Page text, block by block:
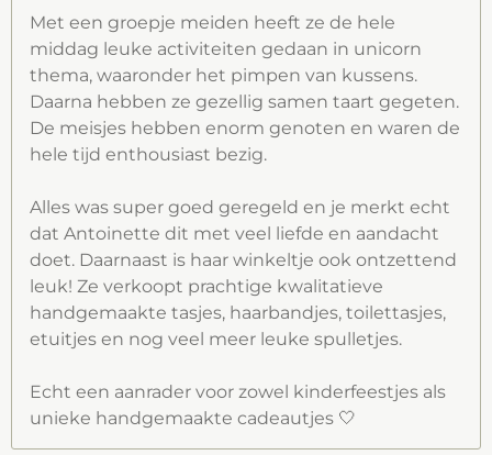
Met een groepje meiden heeft ze de hele
middag leuke activiteiten gedaan in unicorn
thema, waaronder het pimpen van kussens.
Daarna hebben ze gezellig samen taart gegeten.
De meisjes hebben enorm genoten en waren de
hele tijd enthousiast bezig.
Alles was super goed geregeld en je merkt echt
dat Antoinette dit met veel liefde en aandacht
doet. Daarnaast is haar winkeltje ook ontzettend
leuk! Ze verkoopt prachtige kwalitatieve
handgemaakte tasjes, haarbandjes, toilettasjes,
etuitjes en nog veel meer leuke spulletjes.
Echt een aanrader voor zowel kinderfeestjes als
unieke handgemaakte cadeautjes 🤍